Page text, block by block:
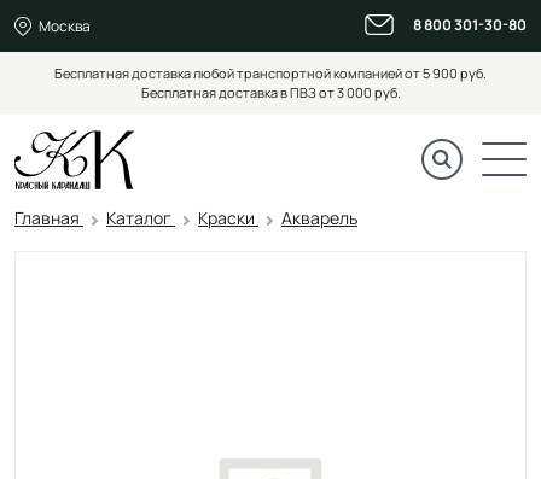
Москва 8 800 301-30-80
Бесплатная доставка любой транспортной компанией от 5 900 руб.
Бесплатная доставка в ПВЗ от 3 000 руб.
Главная Каталог Краски Акварель